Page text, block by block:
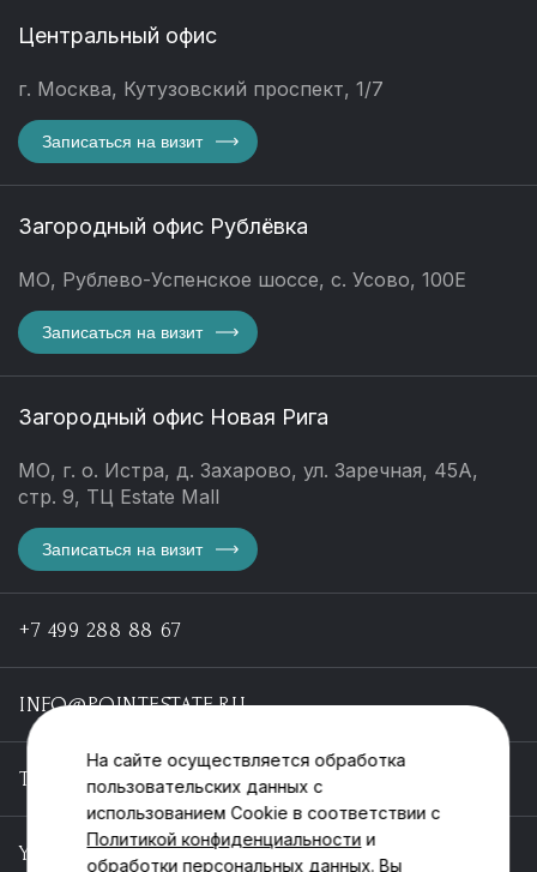
Центральный офис
г. Москва, Кутузовский проспект, 1/7
Записаться на визит
Загородный офис Рублёвка
МО, Рублево-Успенское шоссе, с. Усово, 100Е
Записаться на визит
Загородный офис Новая Рига
МО, г. о. Истра, д. Захарово, ул. Заречная, 45А,
стр. 9, ТЦ Estate Mall
Записаться на визит
+7 499 288 88 67
INFO@POINTESTATE.RU
TELEGRAM
YOUTUBE
На сайте осуществляется обработка
пользовательских данных с
использованием Cookie в соответствии с
Политикой конфиденциальности и
обработки персональных данных. Вы